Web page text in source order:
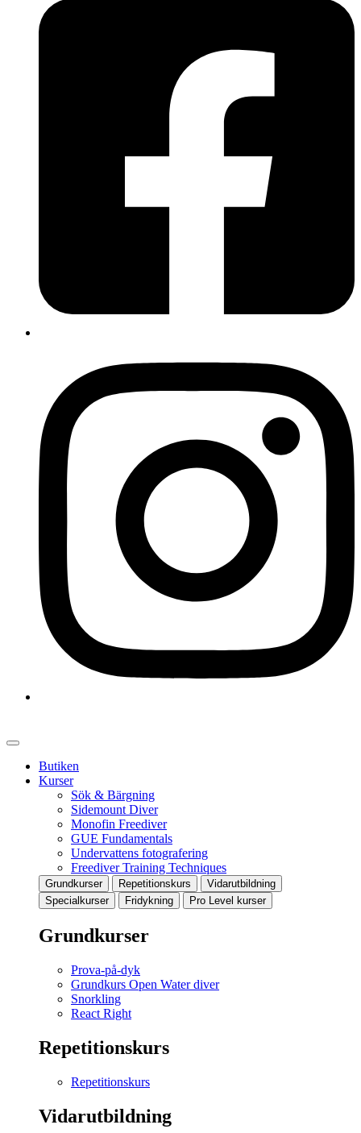
Butiken
Kurser
Sök & Bärgning
Sidemount Diver
Monofin Freediver
GUE Fundamentals
Undervattens fotografering
Freediver Training Techniques
Grundkurser Repetitionskurs
Vidarutbildning
Specialkurser
Fridykning Pro Level kurser
Grundkurser
Prova-på-dyk
Grundkurs Open Water diver
Snorkling
React Right
Repetitionskurs
Repetitionskurs
Vidarutbildning